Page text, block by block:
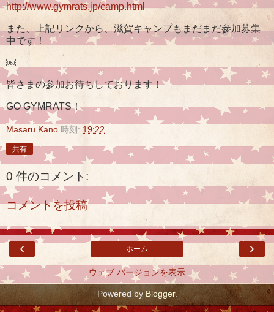
http://www.gymrats.jp/camp.html
また、上記リンクから、滋賀キャンプもまだまだ参加募集
中です！
￼
皆さまの参加お待ちしております！
GO GYMRATS！
Masaru Kano 時刻: 19:22
共有
0 件のコメント:
コメントを投稿
‹ ›
ホーム
ウェブ バージョンを表示
Powered by Blogger.